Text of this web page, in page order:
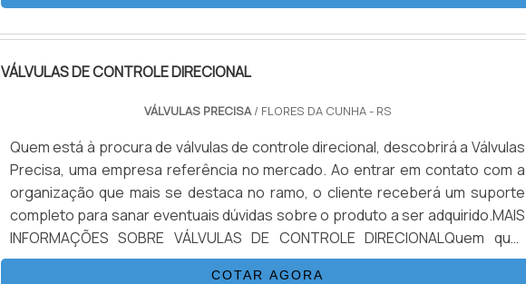
VÁLVULAS DE CONTROLE DIRECIONAL
VÁLVULAS PRECISA/ FLORES DA CUNHA - RS
Quem está à procura de válvulas de controle direcional, descobrirá a Válvulas
Precisa, uma empresa referência no mercado. Ao entrar em contato com a
organização que mais se destaca no ramo, o cliente receberá um suporte
completo para sanar eventuais dúvidas sobre o produto a ser adquirido.MAIS
INFORMAÇÕES SOBRE VÁLVULAS DE CONTROLE DIRECIONALQuem quer
encontrar válvulas de controle direcional em uma empresa que preza pela
COTAR AGORA